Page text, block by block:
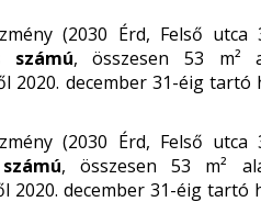
(2030 Érd, Felső utca
számú, összesen 53 m²
2020. december 31-éig
(2030 Érd, Felső utca
, összesen 53 m²
2020. december 31-éig tartó